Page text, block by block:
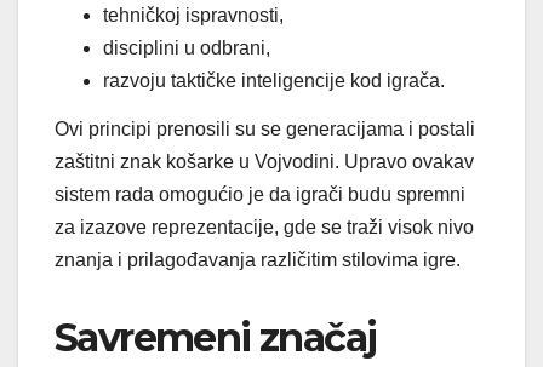
tehničkoj ispravnosti,
disciplini u odbrani,
razvoju taktičke inteligencije kod igrača.
Ovi principi prenosili su se generacijama i postali
zaštitni znak košarke u Vojvodini. Upravo ovakav
sistem rada omogućio je da igrači budu spremni
za izazove reprezentacije, gde se traži visok nivo
znanja i prilagođavanja različitim stilovima igre.
Savremeni značaj